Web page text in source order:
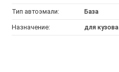
Тип автоэмали: База
Назначение: для кузова